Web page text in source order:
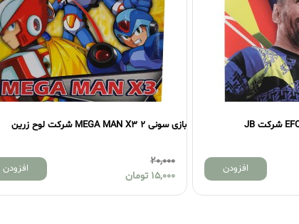
افزودن
بازی سونی 2 NARUTO2 شرکت لوح زرین
15,000
12,000